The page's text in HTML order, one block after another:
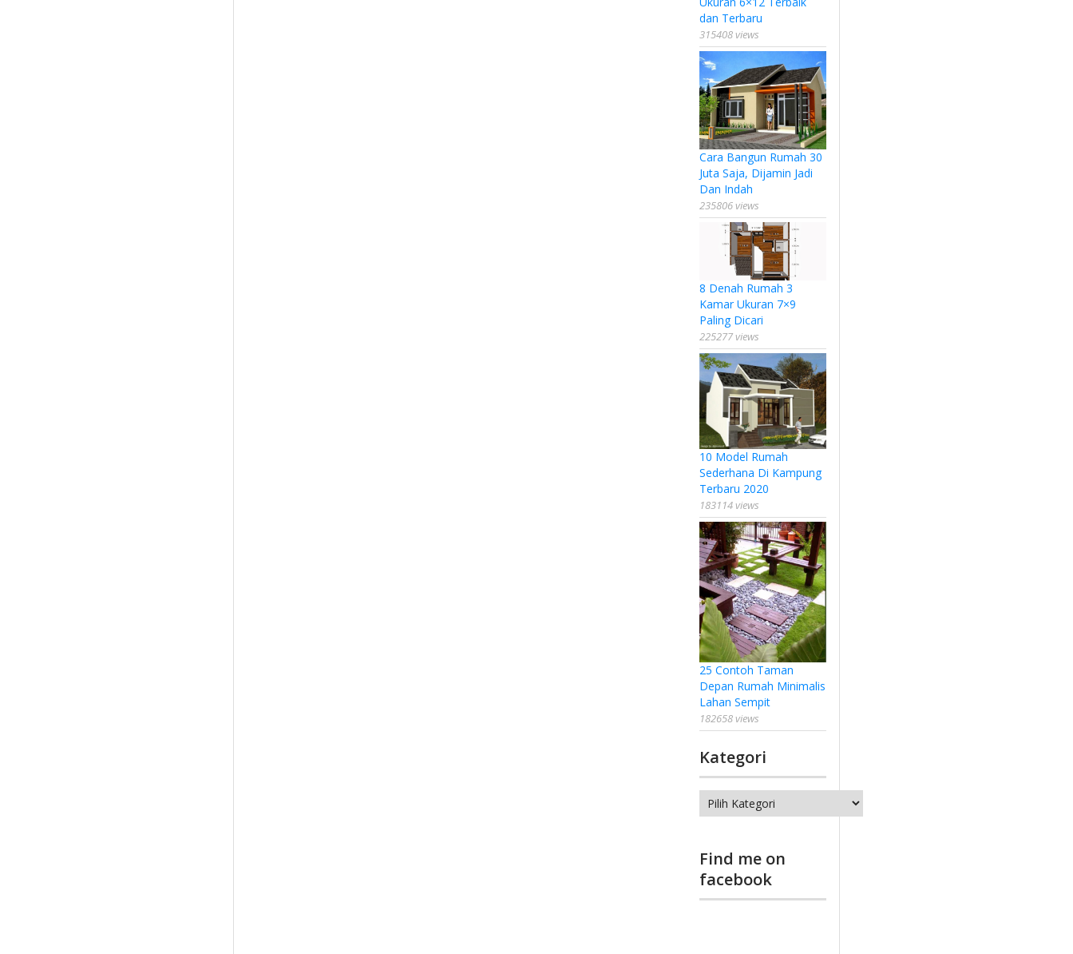
dan Terbaru
315408 views
Cara Bangun Rumah 30
Juta Saja, Dijamin Jadi
Dan Indah
235806 views
8 Denah Rumah 3
Kamar Ukuran 7×9
Paling Dicari
225277 views
10 Model Rumah
Sederhana Di Kampung
Terbaru 2020
183114 views
25 Contoh Taman
Depan Rumah Minimalis
Lahan Sempit
182658 views
Kategori
Kategori
Find me on
facebook